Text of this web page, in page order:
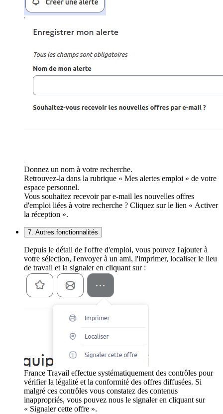
Donnez un nom à votre recherche.
Retrouvez-la dans la rubrique « Mes alertes emploi » de votre
espace personnel.
Vous souhaitez recevoir par e-mail les nouvelles offres
d'emploi liées à votre recherche ? Cliquez sur le lien « Activer
la réception ».
7. Autres fonctionnalités
Depuis le détail de l'offre d'emploi, vous pouvez l'ajouter à
votre sélection, l'envoyer à un ami, l'imprimer, localiser le lieu
de travail et la signaler en cliquant sur :
France Travail effectue systématiquement des contrôles pour
vérifier la légalité et la conformité des offres diffusées. Si
malgré ces contrôles vous constatez des contenus
inappropriés, vous pouvez nous le signaler en cliquant sur
« Signaler cette offre ».